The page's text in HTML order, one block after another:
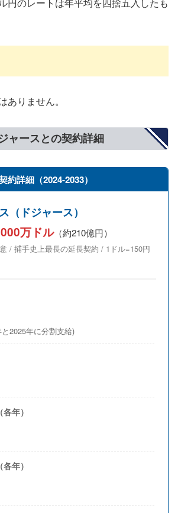
円のレートは年平均を四捨五入したも
ありません。
ャースとの契約詳細
約詳細（2024-2033）
（ドジャース）
万ドル（約210億円）
/ 捕手史上最長の延長契約 / 1ドル=150円
2025年に分割支給)
年）
年）